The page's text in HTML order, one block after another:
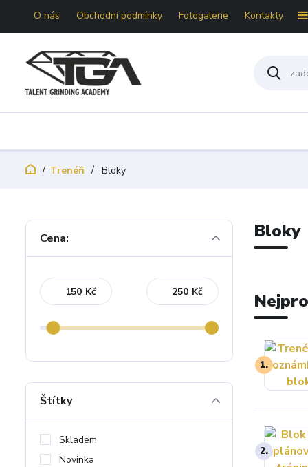
O nás Obchodní podmínky Fotogalerie Kontakty
Trenéři Bloky
Bloky
1.
2.
Cena:
Kč Kč
Štítky
Skladem
Novinka